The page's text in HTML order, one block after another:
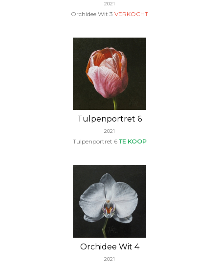
2021
Orchidee Wit 3 VERKOCHT
Tulpenportret 6
2021
Tulpenportret 6 TE KOOP
Orchidee Wit 4
2021